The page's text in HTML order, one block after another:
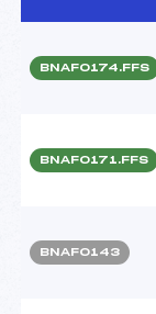
BNAF0174.FFS
BNAF0171.FFS
BNAF0143